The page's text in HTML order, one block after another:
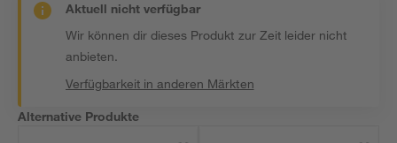
Aktuell nicht verfügbar
Wir können dir dieses Produkt zur Zeit leider nicht
anbieten.
Verfügbarkeit in anderen Märkten
Alternative Produkte